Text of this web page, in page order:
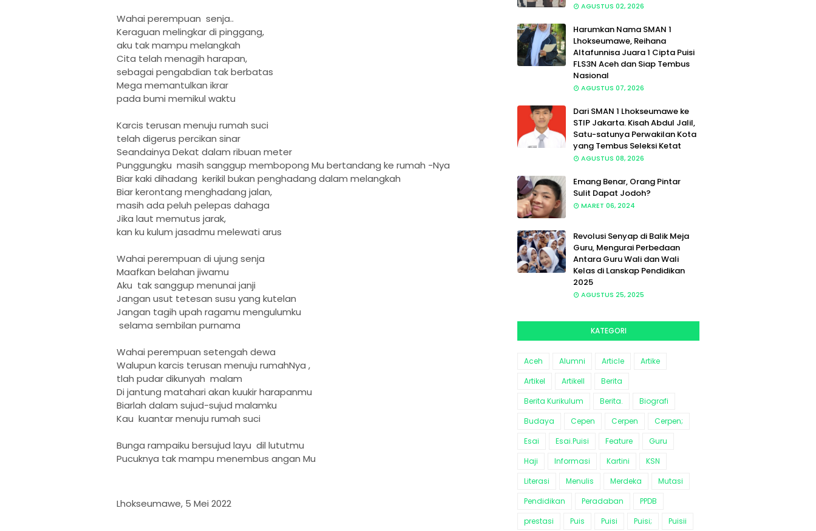
Wahai perempuan senja..
Keraguan melingkar di pinggang,
aku tak mampu melangkah
Cita telah menagih harapan,
sebagai pengabdian tak berbatas
Mega memantulkan ikrar
pada bumi memikul waktu
Karcis terusan menuju rumah suci
telah digerus percikan sinar
Seandainya Dekat dalam ribuan meter
Punggungku masih sanggup membopong Mu bertandang ke rumah -Nya
Biar kaki dihadang kerikil bukan penghadang dalam melangkah
Biar kerontang menghadang jalan,
masih ada peluh pelepas dahaga
Jika laut memutus jarak,
kan ku kulum jasadmu melewati arus
Wahai perempuan di ujung senja
Maafkan belahan jiwamu
Aku tak sanggup menunai janji
Jangan usut tetesan susu yang kutelan
Jangan tagih upah ragamu mengulumku
selama sembilan purnama
Wahai perempuan setengah dewa
Walupun karcis terusan menuju rumahNya ,
tlah pudar dikunyah malam
Di jantung matahari akan kuukir harapanmu
Biarlah dalam sujud-sujud malamku
Kau kuantar menuju rumah suci
Bunga rampaiku bersujud layu dil lututmu
Pucuknya tak mampu menembus angan Mu
Lhokseumawe, 5 Mei 2022
AGUSTUS 02, 2026
Harumkan Nama SMAN 1
Lhokseumawe, Reihana
Altafunnisa Juara 1 Cipta Puisi
FLS3N Aceh dan Siap Tembus
Nasional
AGUSTUS 07, 2026
Dari SMAN 1 Lhokseumawe ke
STIP Jakarta. Kisah Abdul Jalil,
Satu-satunya Perwakilan Kota
yang Tembus Seleksi Ketat
AGUSTUS 08, 2026
Emang Benar, Orang Pintar
Sulit Dapat Jodoh?
MARET 06, 2024
Revolusi Senyap di Balik Meja
Guru, Mengurai Perbedaan
Antara Guru Wali dan Wali
Kelas di Lanskap Pendidikan
2025
AGUSTUS 25, 2025
KATEGORI
Aceh Alumni Article
Artike
Artikel
Artikell
Berita
Berita Kurikulum
Berita.
Biografi
Budaya
Cepen Cerpen
Cerpen;
Esai
Esai.Puisi Feature
Guru
Haji
Informasi Kartini
KSN
Literasi
Menulis Merdeka
Mutasi
Pendidikan
Peradaban
PPDB
prestasi
Puis Puisi Puisi;
Puisii